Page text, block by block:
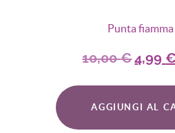
Punta
10,00€4,99 €
AGGIUNGI AL